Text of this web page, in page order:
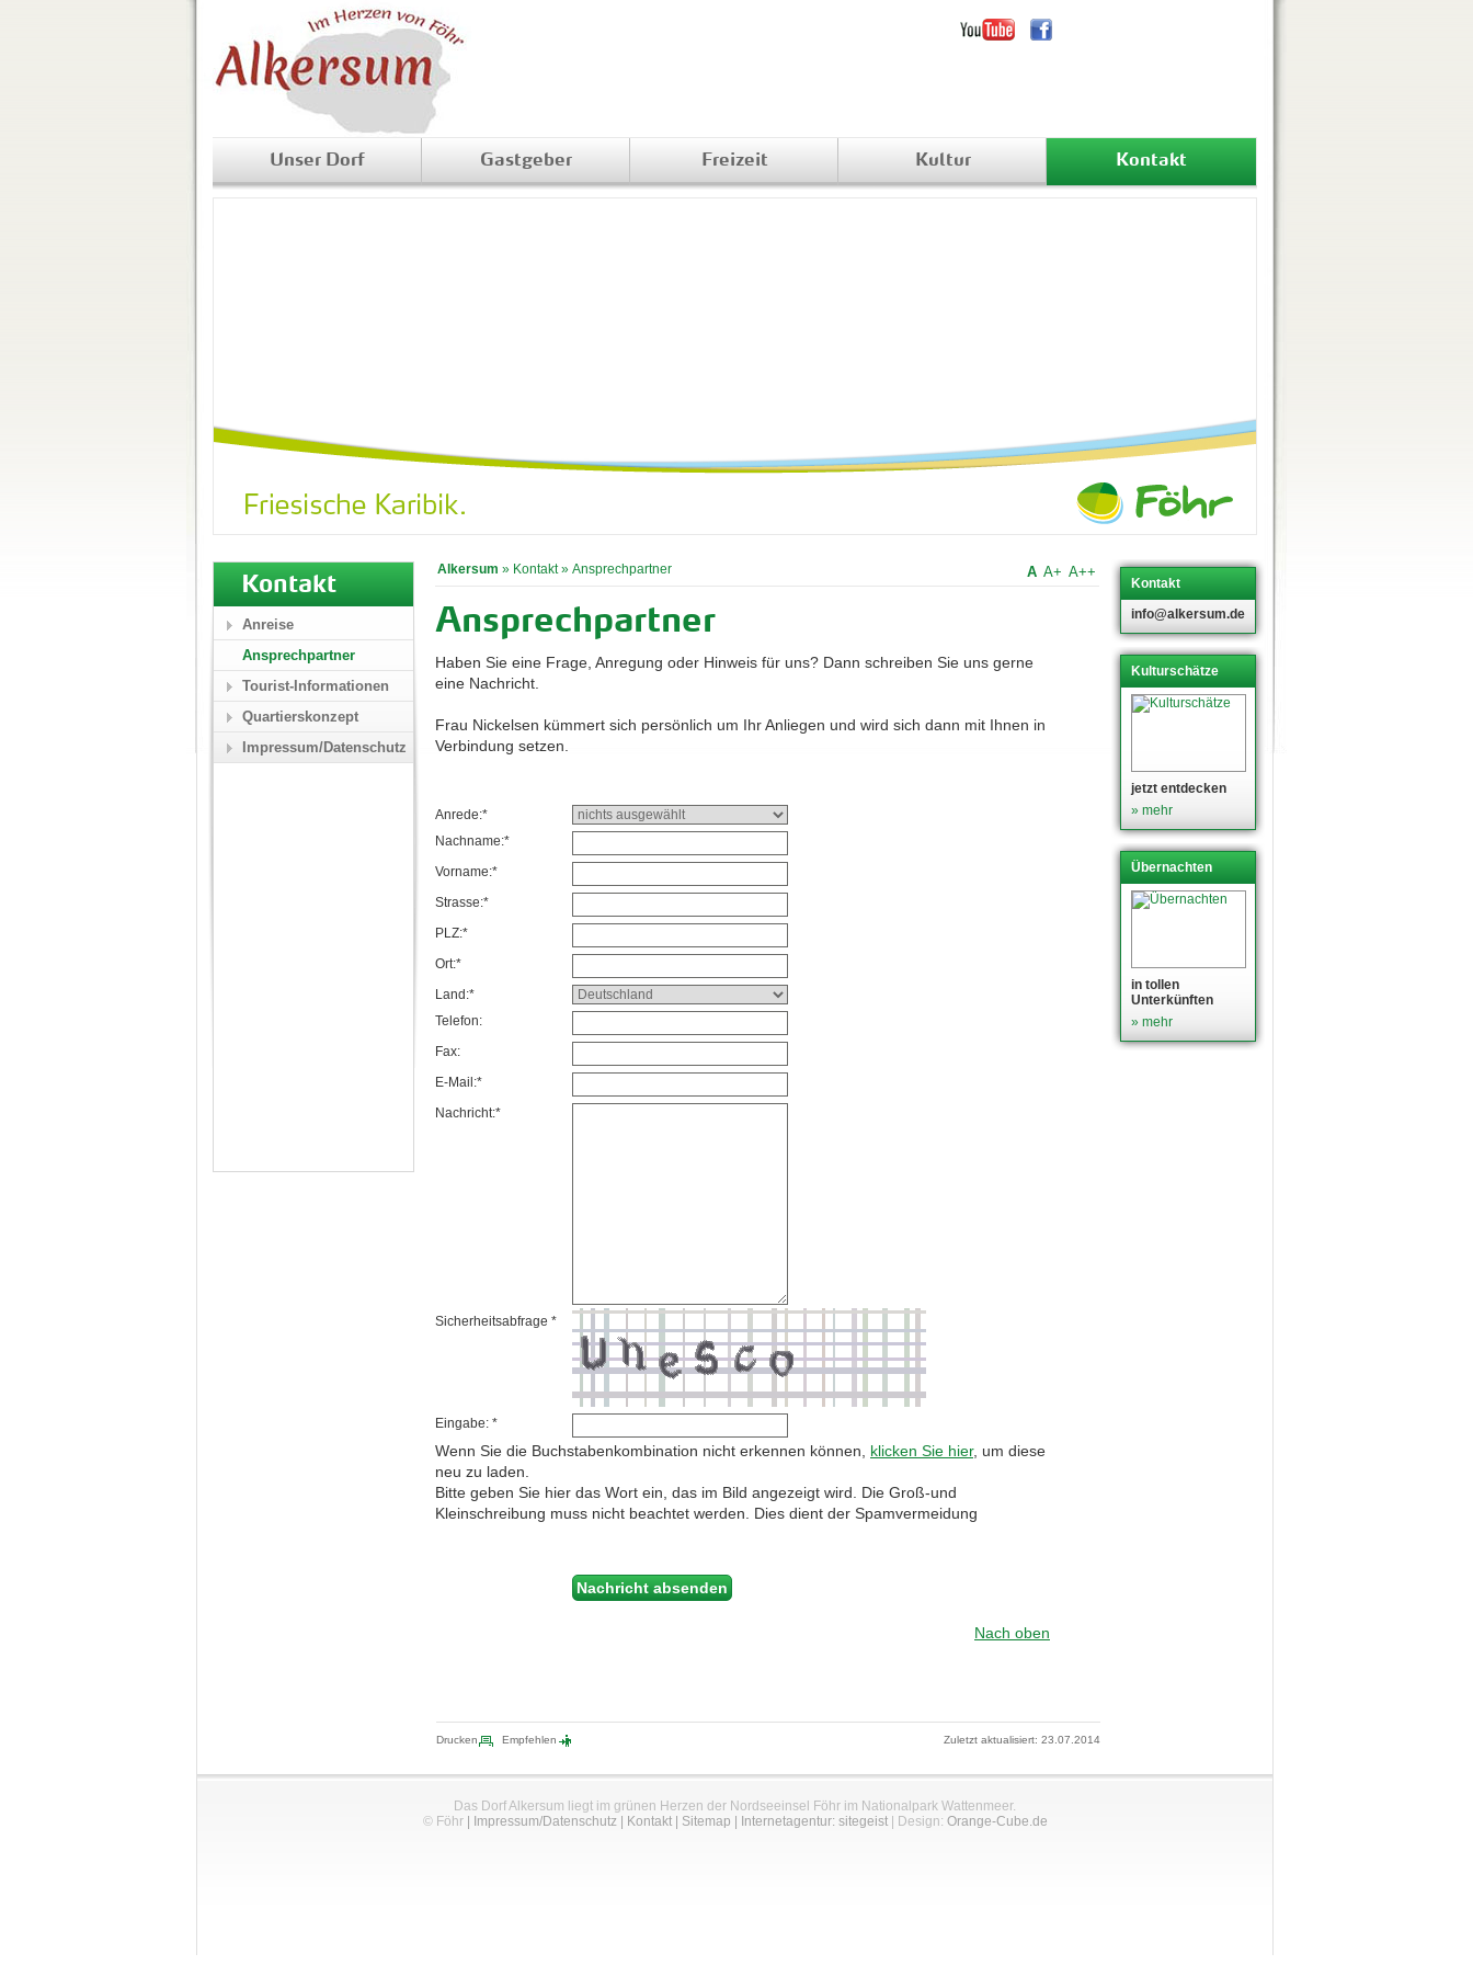
Unser Dorf Gastgeber Freizeit Kultur Kontakt
Alkersum » Kontakt» Ansprechpartner A A+ A++
Ansprechpartner
Haben Sie eine Frage, Anregung oder Hinweis für uns? Dann schreiben Sie uns gerne
eine Nachricht.
Frau Nickelsen kümmert sich persönlich um Ihr Anliegen und wird sich dann mit Ihnen in
Verbindung setzen.
Anrede:*
Nachname:*
Vorname:*
Strasse:*
PLZ:*
Ort:*
Land:*
Telefon:
Fax:
E-Mail:*
Nachricht:*
Sicherheitsabfrage *
Eingabe: *
Wenn Sie die Buchstabenkombination nicht erkennen können, klicken Sie hier, um diese
neu zu laden.
Bitte geben Sie hier das Wort ein, das im Bild angezeigt wird. Die Groß-und
Kleinschreibung muss nicht beachtet werden. Dies dient der Spamvermeidung
Nach oben
Kontakt
info@alkersum.de
Kulturschätze
jetzt entdecken
» mehr
Übernachten
in tollen
Unterkünften
» mehr
Kontakt
Anreise
Ansprechpartner
Tourist-Informationen
Quartierskonzept
Impressum/Datenschutz
Drucken Empfehlen Zuletzt aktualisiert: 23.07.2014
Das Dorf Alkersum liegt im grünen Herzen der Nordseeinsel Föhr im Nationalpark Wattenmeer.
© Föhr| Impressum/Datenschutz| Kontakt| Sitemap | Internetagentur: sitegeist| Design: Orange-Cube.de